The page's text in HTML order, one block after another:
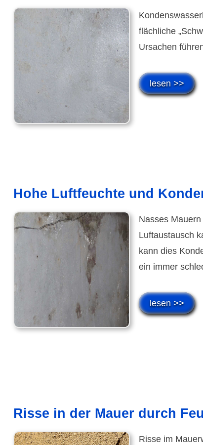
fläch­liche
Ursachen
lesen >>
Hohe Luft­feuchte und
Nasses
Luftaus­tausch
kann dies
ein immer
lesen >>
Risse in der Mauer durch
Risse im